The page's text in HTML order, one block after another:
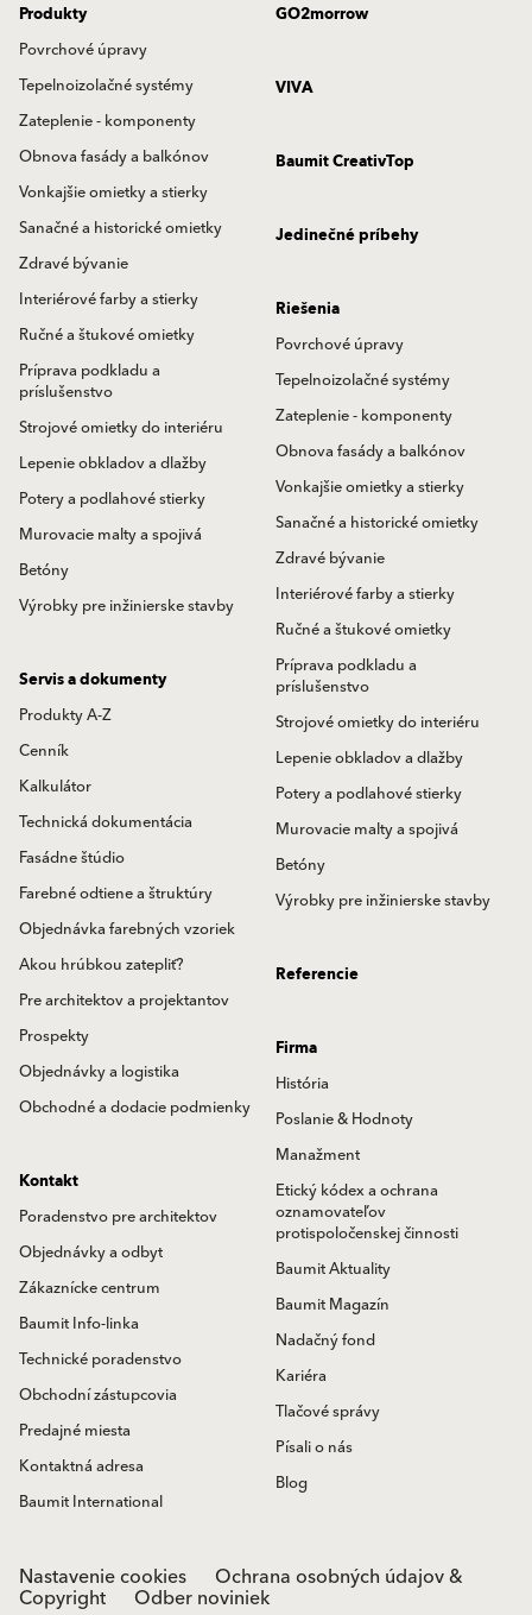
Produkty
Povrchové úpravy
Tepelnoizolačné systémy
Zateplenie - komponenty
Obnova fasády a balkónov
Vonkajšie omietky a stierky
Sanačné a historické omietky
Zdravé bývanie
Interiérové farby a stierky
Ručné a štukové omietky
Príprava podkladu a
príslušenstvo
Strojové omietky do interiéru
Lepenie obkladov a dlažby
Potery a podlahové stierky
Murovacie malty a spojivá
Betóny
Výrobky pre inžinierske stavby
GO2morrow
VIVA
Baumit CreativTop
Jedinečné príbehy
Riešenia
Povrchové úpravy
Tepelnoizolačné systémy
Zateplenie - komponenty
Obnova fasády a balkónov
Vonkajšie omietky a stierky
Sanačné a historické omietky
Zdravé bývanie
Interiérové farby a stierky
Ručné a štukové omietky
Príprava podkladu a
príslušenstvo
Strojové omietky do interiéru
Lepenie obkladov a dlažby
Potery a podlahové stierky
Murovacie malty a spojivá
Betóny
Výrobky pre inžinierske stavby
Servis a dokumenty
Produkty A-Z
Cenník
Kalkulátor
Technická dokumentácia
Fasádne štúdio
Farebné odtiene a štruktúry
Objednávka farebných vzoriek
Akou hrúbkou zatepliť?
Pre architektov a projektantov
Prospekty
Objednávky a logistika
Obchodné a dodacie podmienky
Referencie
Firma
História
Poslanie & Hodnoty
Manažment
Etický kódex a ochrana
oznamovateľov
protispoločenskej činnosti
Baumit Aktuality
Baumit Magazín
Nadačný fond
Kariéra
Tlačové správy
Písali o nás
Blog
Kontakt
Poradenstvo pre architektov
Objednávky a odbyt
Zákaznícke centrum
Baumit Info-linka
Technické poradenstvo
Obchodní zástupcovia
Predajné miesta
Kontaktná adresa
Baumit International
Nastavenie cookies Ochrana osobných údajov &
Copyright Odber noviniek